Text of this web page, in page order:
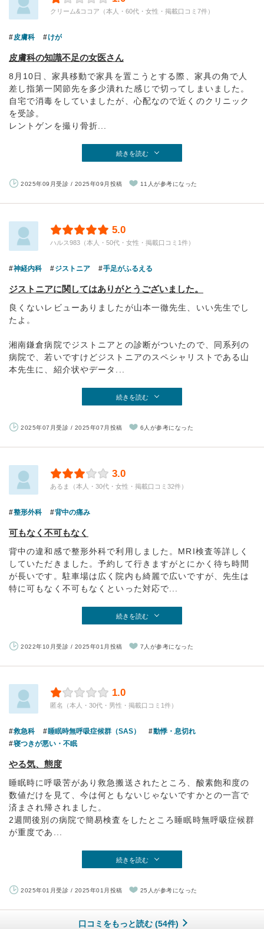
クリーム&ココア（本人・60代・女性・掲載口コミ7件）
皮膚科 けが
皮膚科の知識不足の女医さん
8月10日、家具移動で家具を置こうとする際、家具の角で人
差し指第一関節先を多少潰れた感じで切ってしまいました。
自宅で消毒をしていましたが、心配なので近くのクリニック
を受診。
レントゲンを撮り骨折...
続きを読む
2025年09月受診 / 2025年09月投稿 11人が参考になった
5.0
ハルス983（本人・50代・女性・掲載口コミ1件）
神経内科 ジストニア 手足がふるえる
ジストニアに関してはありがとうございました。
良くないレビューありましたが山本一徹先生、いい先生でし
たよ。
湘南鎌倉病院でジストニアとの診断がついたので、同系列の
病院で、若いですけどジストニアのスペシャリストである山
本先生に、紹介状やデータ...
続きを読む
2025年07月受診 / 2025年07月投稿 6人が参考になった
3.0
あるま（本人・30代・女性・掲載口コミ32件）
整形外科 背中の痛み
可もなく不可もなく
背中の違和感で整形外科で利用しました。MRI検査等詳しく
していただきました。予約して行きますがとにかく待ち時間
が長いです。駐車場は広く院内も綺麗で広いですが、先生は
特に可もなく不可もなくといった対応で...
続きを読む
2022年10月受診 / 2025年01月投稿 7人が参考になった
1.0
匿名（本人・30代・男性・掲載口コミ1件）
救急科 睡眠時無呼吸症候群（SAS）
動悸・息切れ
寝つきが悪い・不眠
やる気、態度
睡眠時に呼吸苦があり救急搬送されたところ、酸素飽和度の
数値だけを見て、今は何ともないじゃないですかとの一言で
済まされ帰されました。
2週間後別の病院で簡易検査をしたところ睡眠時無呼吸症候群
が重度であ...
続きを読む
2025年01月受診 / 2025年01月投稿 25人が参考になった
口コミをもっと読む (54件)